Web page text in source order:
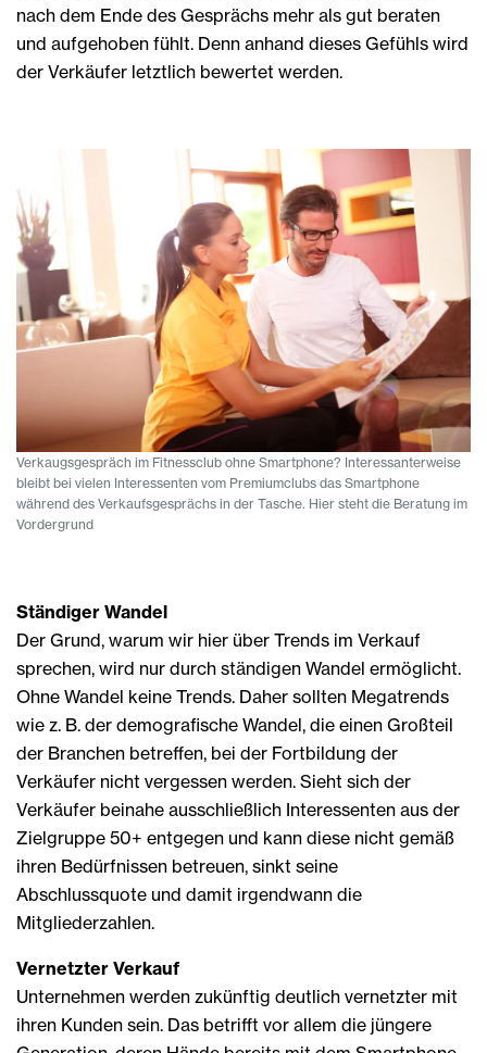
nach dem Ende des Gesprächs mehr als gut beraten
und aufgehoben fühlt. Denn anhand dieses Gefühls wird
der Verkäufer letztlich bewertet werden.
Verkaugsgespräch im Fitnessclub ohne Smartphone? Interessanterweise
bleibt bei vielen Interessenten vom Premiumclubs das Smartphone
während des Verkaufsgesprächs in der Tasche. Hier steht die Beratung im
Vordergrund
Ständiger Wandel
Der Grund, warum wir hier über Trends im Verkauf
sprechen, wird nur durch ständigen Wandel ermöglicht.
Ohne Wandel keine Trends. Daher sollten Megatrends
wie z. B. der demografische Wandel, die einen Großteil
der Branchen betreffen, bei der Fortbildung der
Verkäufer nicht vergessen werden. Sieht sich der
Verkäufer beinahe ausschließlich Interessenten aus der
Zielgruppe 50+ entgegen und kann diese nicht gemäß
ihren Bedürfnissen betreuen, sinkt seine
Abschlussquote und damit irgendwann die
Mitgliederzahlen.
Vernetzter Verkauf
Unternehmen werden zukünftig deutlich vernetzter mit
ihren Kunden sein. Das betrifft vor allem die jüngere